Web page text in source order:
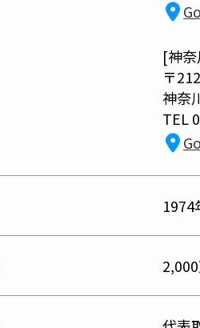
[神
〒
神奈
TEL
1974